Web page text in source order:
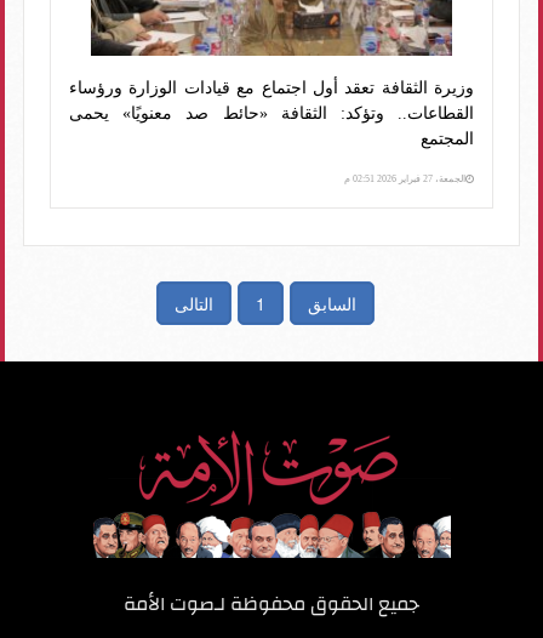
وزيرة الثقافة تعقد أول اجتماع مع قيادات الوزارة ورؤساء
القطاعات.. وتؤكد: الثقافة «حائط صد معنويًا» يحمى
المجتمع
الجمعة، 27 فبراير 2026 02:51 م
السابق 1 التالى
جميع الحقوق محفوظة لـصوت الأمة